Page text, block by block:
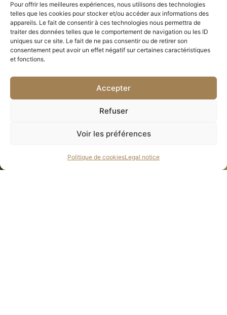
Pour offrir les meilleures expériences, nous utilisons des technologies
telles que les cookies pour stocker et/ou accéder aux informations des
appareils. Le fait de consentir à ces technologies nous permettra de
traiter des données telles que le comportement de navigation ou les ID
uniques sur ce site. Le fait de ne pas consentir ou de retirer son
consentement peut avoir un effet négatif sur certaines caractéristiques
et fonctions.
Accepter
Refuser
Voir les préférences
Politique de cookiesLegal notice